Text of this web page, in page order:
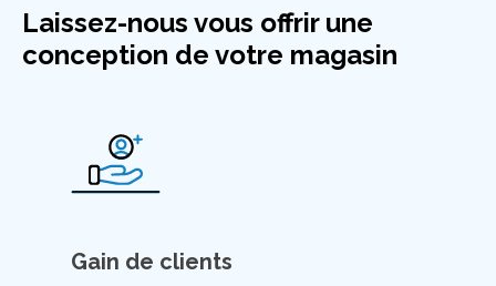
Laissez-nous vous offrir une
conception de votre magasin
Gain de clients